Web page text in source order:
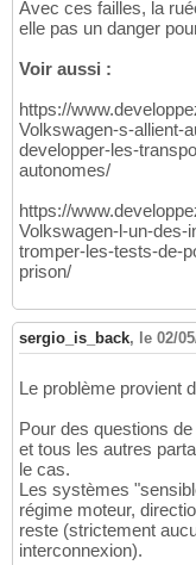
Avec ces failles, la
elle pas un danger
Voir aussi :
https://
Volkswagen-s-allient-
developper-les-
autonomes/
https://
Volkswagen-l-un-des-
tromper-les-tests-de-
prison/
sergio_is_back, le 02/
Le problème provient
Pour des questions
et tous les autres
le cas.
Les systèmes
régime moteur,
reste (strictement
interconnexion).